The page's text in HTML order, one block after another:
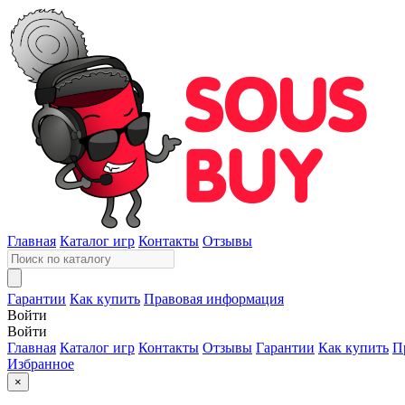
Главная Каталог игр Контакты Отзывы
Гарантии Как купить Правовая информация
Войти
Войти
Главная Каталог игр Контакты Отзывы Гарантии Как купить
Избранное
×